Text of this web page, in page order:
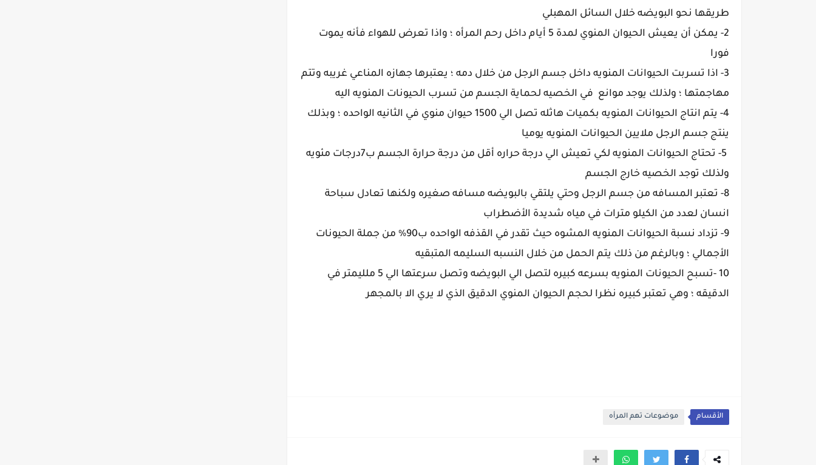
طريقها نحو البويضه خلال السائل المهبلي
2- يمكن أن يعيش الحيوان المنوي لمدة 5 أيام داخل رحم المرأه ؛ واذا تعرض للهواء فأنه يموت
فورا
3- اذا تسربت الحيوانات المنويه داخل جسم الرجل من خلال دمه ؛ يعتبرها جهازه المناعي غريبه وتتم
مهاجمتها ؛ ولذلك يوجد موانع في الخصيه لحماية الجسم من تسرب الحيونات المنويه اليه
4- يتم انتاج الحيوانات المنويه بكميات هاثله تصل الي 1500 حيوان منوي في الثانيه الواحده ؛ وبذلك
ينتج جسم الرجل ملايين الحيوانات المنويه يوميا
5- تحتاج الحيوانات المنويه لكي تعيش الي درجة حراره أقل من درجة حرارة الجسم ب7درجات مئويه
ولذلك توجد الخصيه خارج الجسم
8- تعتبر المسافه من جسم الرجل وحتي يلتقي بالبويضه مسافه صغيره ولكنها تعادل سباحة
انسان لعدد من الكيلو مترات في مياه شديدة الأضطراب
9- تزداد نسبة الحيوانات المنويه المشوه حيث تقدر في القذفه الواحده ب90% من جملة الحيونات
الأجمالي ؛ وبالرغم من ذلك يتم الحمل من خلال النسبه السليمه المتبقيه
10 -تسبح الحيونات المنويه بسرعه كبيره لتصل الي البويضه وتصل سرعتها الي 5 ملليمتر في
الدقيقه ؛ وهي تعتبر كبيره نظرا لحجم الحيوان المنوي الدقيق الذي لا يري الا بالمجهر
الأقسام موضوعات تهم المرأه